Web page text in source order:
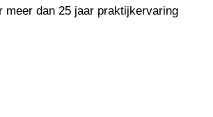
meer dan 25 jaar praktijkervaring